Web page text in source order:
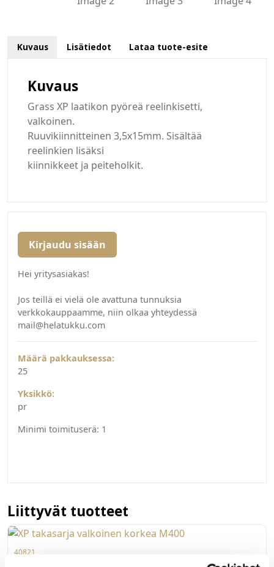
Kuvaus Lisätiedot Lataa tuote-esite
Kuvaus
Grass XP laatikon pyöreä reelinkisetti,
valkoinen.
Ruuvikiinnitteinen 3,5x15mm. Sisältää
reelinkien lisäksi
kiinnikkeet ja peiteholkit.
Kirjaudu sisään
Hei yritysasiakas!
Jos teillä ei vielä ole avattuna tunnuksia
verkkokauppaamme, niin olkaa yhteydessä
mail@helatukku.com
Määrä pakkauksessa:
25
Yksikkö:
pr
Minimi toimituserä: 1
Liittyvät tuotteet
40821